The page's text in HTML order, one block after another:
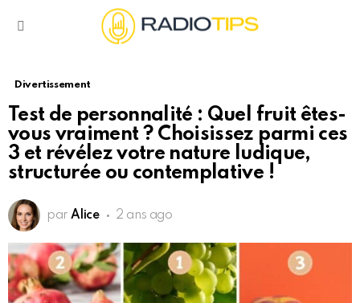
Divertissement
Test de personnalité : Quel fruit êtes-
vous vraiment ? Choisissez parmi ces
3 et révélez votre nature ludique,
structurée ou contemplative !
par Alice 2 ans ago